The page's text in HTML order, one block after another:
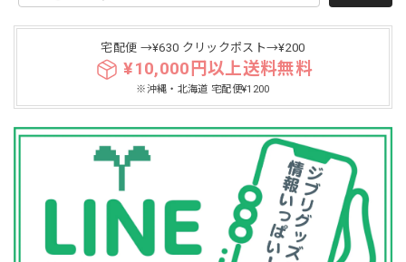
宅配便 →¥630 クリックポスト→¥200
¥10,000円以上送料無料
※沖縄・北海道 宅配便¥1200